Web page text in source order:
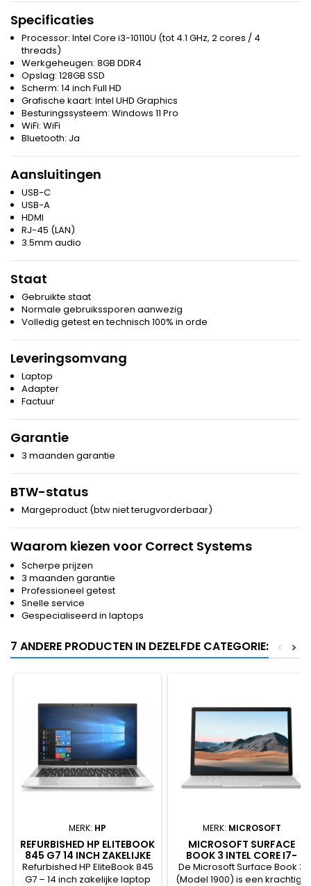
Specificaties
Processor: Intel Core i3-10110U (tot 4.1 GHz, 2 cores / 4
threads)
Werkgeheugen: 8GB DDR4
Opslag: 128GB SSD
Scherm: 14 inch Full HD
Grafische kaart: Intel UHD Graphics
Besturingssysteem: Windows 11 Pro
WiFi: WiFi
Bluetooth: Ja
Aansluitingen
USB-C
USB-A
HDMI
RJ-45 (LAN)
3.5mm audio
Staat
Gebruikte staat
Normale gebruikssporen aanwezig
Volledig getest en technisch 100% in orde
Leveringsomvang
Laptop
Adapter
Factuur
Garantie
3 maanden garantie
BTW-status
Margeproduct (btw niet terugvorderbaar)
Waarom kiezen voor Correct Systems
Scherpe prijzen
3 maanden garantie
Professioneel getest
Snelle service
Gespecialiseerd in laptops
7 ANDERE PRODUCTEN IN DEZELFDE CATEGORIE: >
<
MERK: HP
REFURBISHED HP ELITEBOOK
845 G7 14 INCH ZAKELIJKE
LAPTOP MET AMD RYZEN 5
SSD EN WINDOWS 11
Refurbished HP EliteBook 845
G7 – 14 inch zakelijke laptop
MERK: MICROSOFT
MICROSOFT SURFACE
BOOK 3 INTEL CORE I7-
1065G7 16GB 256GB SSD
GTX1650 W11
De Microsoft Surface Book 3
(Model 1900) is een krachtige